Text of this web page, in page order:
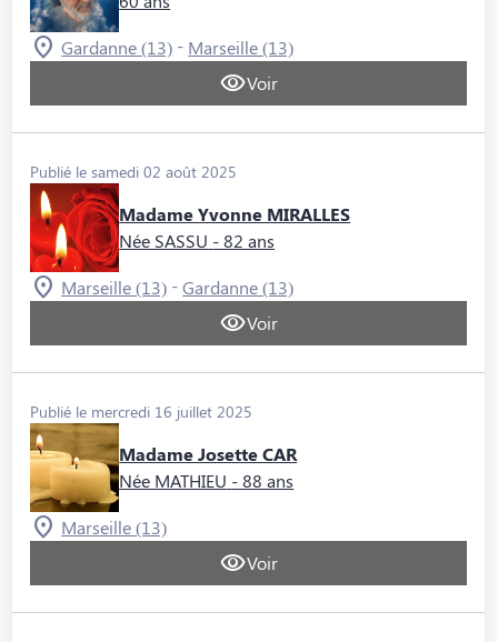
Gardanne (13) - Marseille (13)
Voir
Publié le samedi 02 août 2025
Madame Yvonne MIRALLES
Née SASSU - 82 ans
Marseille (13) -Gardanne (13)
Voir
Publié le mercredi 16 juillet 2025
Madame Josette CAR
Née MATHIEU - 88 ans
Marseille (13)
Voir